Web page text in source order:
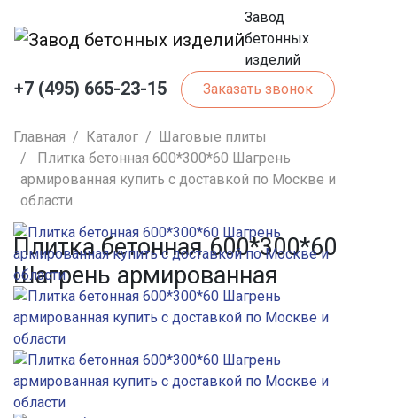
Завод
бетонных
изделий
+7 (495) 665-23-15 Заказать звонок
Главная Каталог
Шаговые плиты
Плитка бетонная 600*300*60 Шагрень
армированная купить с доставкой по Москве и
области
Плитка бетонная 600*300*60
Шагрень армированная